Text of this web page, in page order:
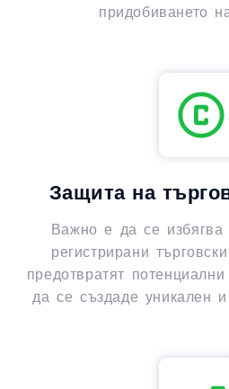
придобиването
Защита на
Важно е да се избягва
регистрирани
предотвратят
да се създаде уникален